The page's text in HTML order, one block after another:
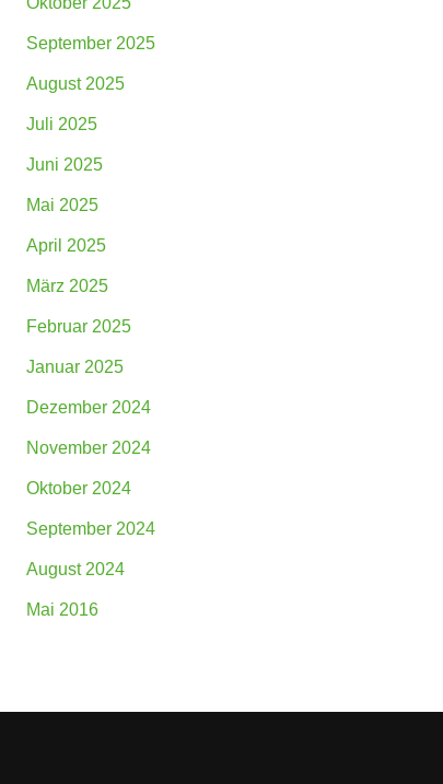
September 2025
August 2025
Juli 2025
Juni 2025
Mai 2025
April 2025
März 2025
Februar 2025
Januar 2025
Dezember 2024
November 2024
Oktober 2024
September 2024
August 2024
Mai 2016